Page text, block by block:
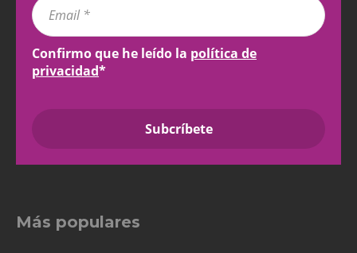
Confirmo que he leído la política de
privacidad*
Más populares